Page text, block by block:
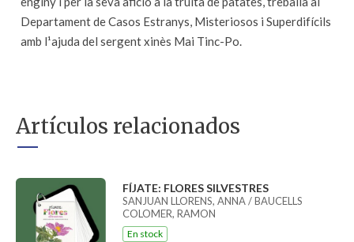
Departament de Casos Estranys, Misteriosos i Superdifícils
amb l¹ajuda del sergent xinès Mai Tinc-Po.
Artículos relacionados
FÍJATE: FLORES SILVESTRES
SANJUAN LLORENS, ANNA / BAUCELLS
COLOMER, RAMON
En stock